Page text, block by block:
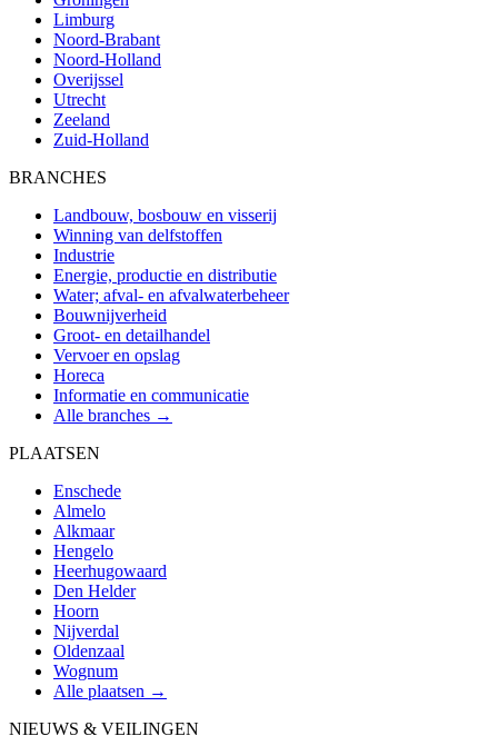
Limburg
Noord-Brabant
Noord-Holland
Overijssel
Utrecht
Zeeland
Zuid-Holland
BRANCHES
Landbouw, bosbouw en visserij
Winning van delfstoffen
Industrie
Energie, productie en distributie
Water; afval- en afvalwaterbeheer
Bouwnijverheid
Groot- en detailhandel
Vervoer en opslag
Horeca
Informatie en communicatie
Alle branches →
PLAATSEN
Enschede
Almelo
Alkmaar
Hengelo
Heerhugowaard
Den Helder
Hoorn
Nijverdal
Oldenzaal
Wognum
Alle plaatsen →
NIEUWS & VEILINGEN